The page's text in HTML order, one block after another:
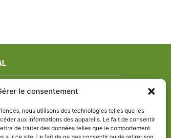
le consentement
nous utilisons des technologies telles que les
aux informations des appareils. Le fait de consentir
de traiter des données telles que le comportement
légales
de confidentialité
de cookies (UE)